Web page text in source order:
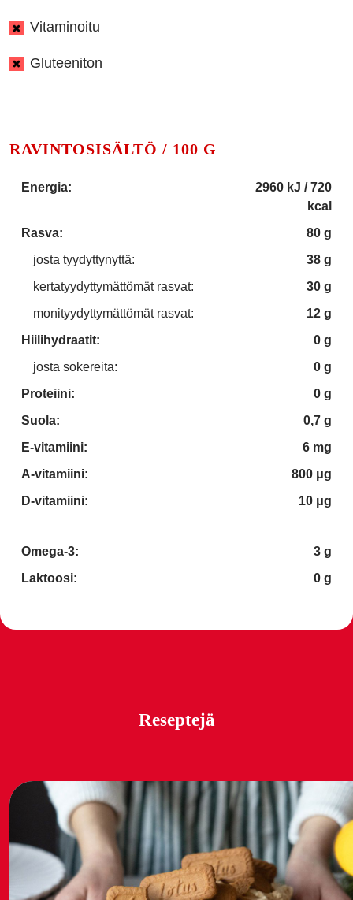
Vitaminoitu
Gluteeniton
RAVINTOSISÄLTÖ / 100 G
Energia:
2960 kJ / 720
kcal
Rasva:
80 g
josta tyydyttynyttä:
38 g
kertatyydyttymättömät rasvat:
30 g
monityydyttymättömät rasvat:
12 g
Hiilihydraatit:
0 g
josta sokereita:
0 g
Proteiini:
0 g
Suola:
0,7 g
E-vitamiini:
6 mg
A-vitamiini:
800 μg
D-vitamiini:
10 μg
Omega-3:
3 g
Laktoosi:
0 g
Reseptejä